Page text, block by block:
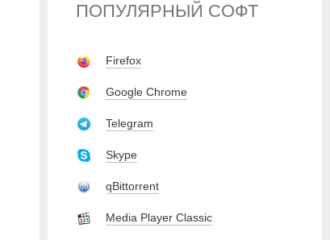
ПОПУЛЯРНЫЙ СОФТ
Firefox
Google Chrome
Telegram
Skype
qBittorrent
Media Player Classic